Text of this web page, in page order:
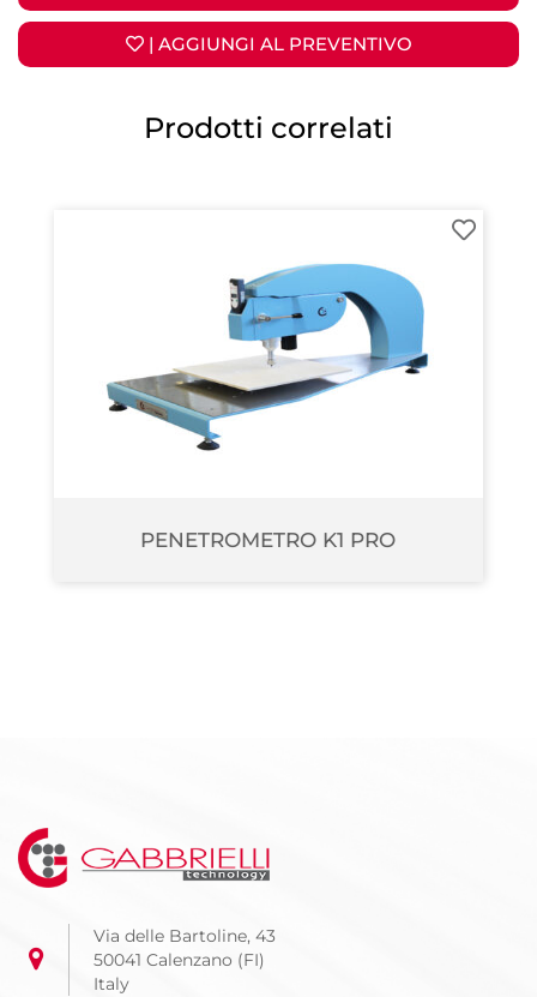
| AGGIUNGI AL PREVENTIVO
Prodotti correlati
PENETROMETRO K1 PRO
Via delle Bartoline, 43
50041 Calenzano (FI)
Italy